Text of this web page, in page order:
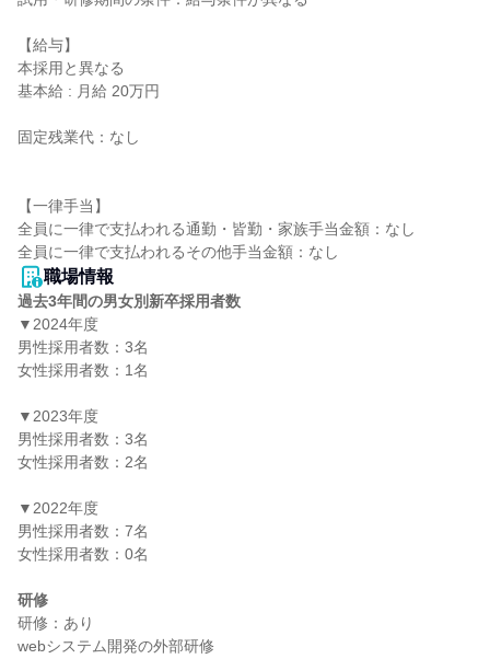
【給与】
本採用と異なる
基本給 : 月給 20万円
固定残業代：なし
【一律手当】
全員に一律で支払われる通勤・皆勤・家族手当金額：なし
職場情報
過去3年間の男女別新卒採用者数
▼2024年度
男性採用者数：3名
女性採用者数：1名
▼2023年度
男性採用者数：3名
女性採用者数：2名
▼2022年度
男性採用者数：7名
女性採用者数：0名
研修
研修：あり